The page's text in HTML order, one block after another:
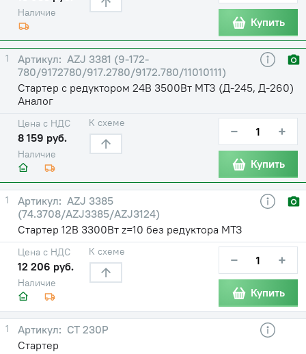
Наличие
Купить
1
AZJ 3381 (9-172-
780/9172780/917.2780/9172.780/11010111)
Стартер с редуктором 24В 3500Вт МТЗ (Д-245, Д-260)
Аналог
Наличие
Цена с НДС
8 159 руб.
К схеме − +
Купить
1
AZJ 3385
(74.3708/AZJ3385/AZJ3124)
Стартер 12В 3300Вт z=10 без редуктора МТЗ
Наличие
Цена с НДС
12 206 руб.
К схеме − +
Купить
1
СТ 230Р
Стартер